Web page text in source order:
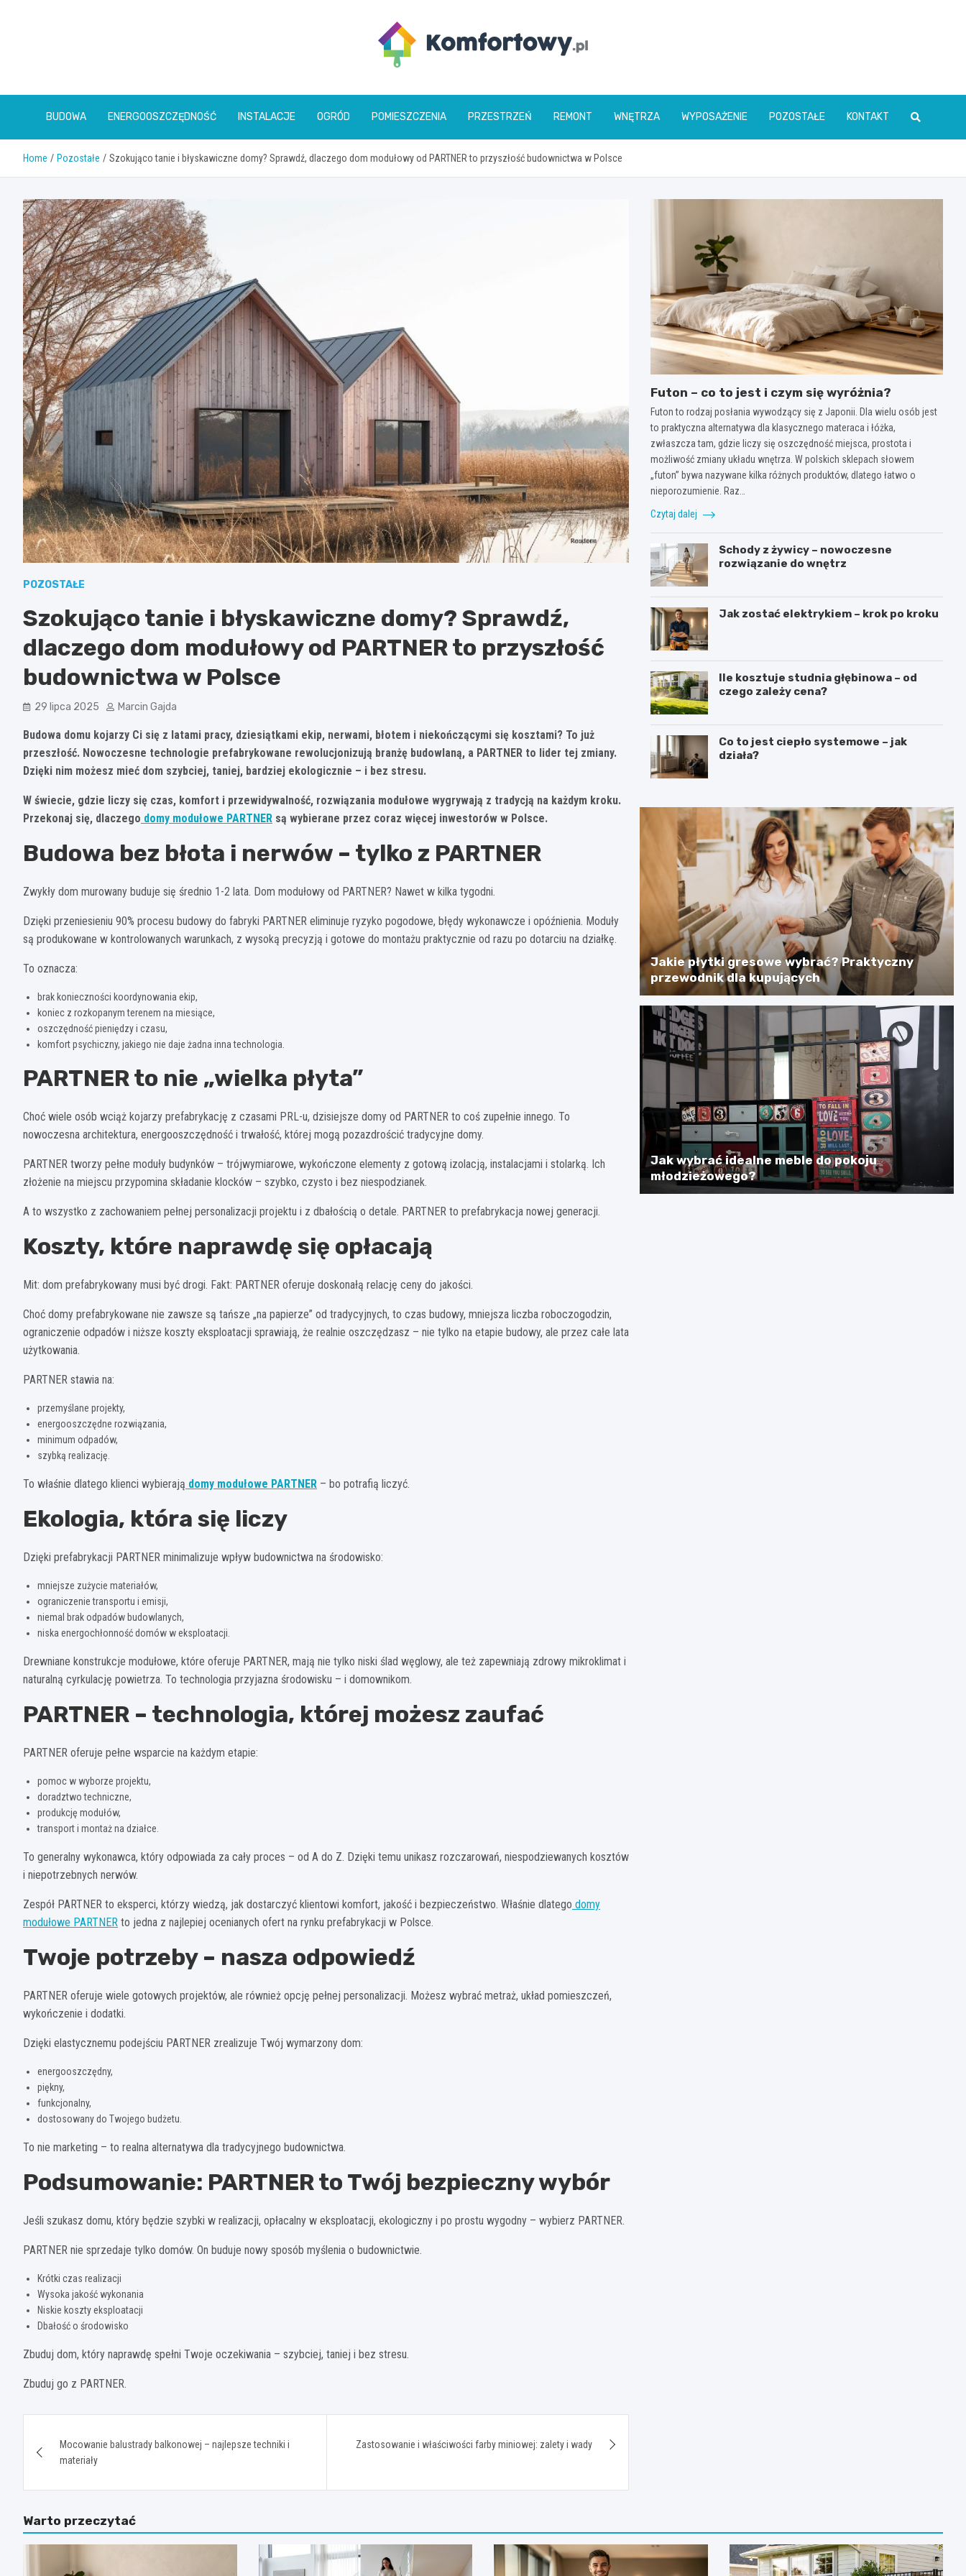
komfortowy.pl
BUDOWA ENERGOOSZCZĘDNOŚĆ INSTALACJE OGRÓD POMIESZCZENIA PRZESTRZEŃ REMONT WNĘTRZA WYPOSAŻENIE POZOSTAŁE KONTAKT
Home Pozostałe Szokująco tanie i błyskawiczne domy? Sprawdź, dlaczego dom modułowy od PARTNER to przyszłość budownictwa w Polsce
POZOSTAŁE
Szokująco tanie i błyskawiczne domy? Sprawdź,
dlaczego dom modułowy od PARTNER to przyszłość
budownictwa w Polsce
29 lipca 2025 Marcin Gajda
Budowa domu kojarzy Ci się z latami pracy, dziesiątkami ekip, nerwami, błotem i niekończącymi się kosztami? To już
przeszłość. Nowoczesne technologie prefabrykowane rewolucjonizują branżę budowlaną, a PARTNER to lider tej zmiany.
Dzięki nim możesz mieć dom szybciej, taniej, bardziej ekologicznie – i bez stresu.
W świecie, gdzie liczy się czas, komfort i przewidywalność, rozwiązania modułowe wygrywają z tradycją na każdym kroku.
Przekonaj się, dlaczego domy modułowe PARTNER są wybierane przez coraz więcej inwestorów w Polsce.
Budowa bez błota i nerwów – tylko z PARTNER
Zwykły dom murowany buduje się średnio 1-2 lata. Dom modułowy od PARTNER? Nawet w kilka tygodni.
Dzięki przeniesieniu 90% procesu budowy do fabryki PARTNER eliminuje ryzyko pogodowe, błędy wykonawcze i opóźnienia. Moduły
są produkowane w kontrolowanych warunkach, z wysoką precyzją i gotowe do montażu praktycznie od razu po dotarciu na działkę.
To oznacza:
brak konieczności koordynowania ekip,
koniec z rozkopanym terenem na miesiące,
oszczędność pieniędzy i czasu,
komfort psychiczny, jakiego nie daje żadna inna technologia.
PARTNER to nie „wielka płyta”
Choć wiele osób wciąż kojarzy prefabrykację z czasami PRL-u, dzisiejsze domy od PARTNER to coś zupełnie innego. To
nowoczesna architektura, energooszczędność i trwałość, której mogą pozazdrościć tradycyjne domy.
PARTNER tworzy pełne moduły budynków – trójwymiarowe, wykończone elementy z gotową izolacją, instalacjami i stolarką. Ich
złożenie na miejscu przypomina składanie klocków – szybko, czysto i bez niespodzianek.
A to wszystko z zachowaniem pełnej personalizacji projektu i z dbałością o detale. PARTNER to prefabrykacja nowej generacji.
Koszty, które naprawdę się opłacają
Mit: dom prefabrykowany musi być drogi. Fakt: PARTNER oferuje doskonałą relację ceny do jakości.
Choć domy prefabrykowane nie zawsze są tańsze „na papierze” od tradycyjnych, to czas budowy, mniejsza liczba roboczogodzin,
ograniczenie odpadów i niższe koszty eksploatacji sprawiają, że realnie oszczędzasz – nie tylko na etapie budowy, ale przez całe lata
użytkowania.
PARTNER stawia na:
przemyślane projekty,
energooszczędne rozwiązania,
minimum odpadów,
szybką realizację.
To właśnie dlatego klienci wybierają domy modułowe PARTNER – bo potrafią liczyć.
Ekologia, która się liczy
Dzięki prefabrykacji PARTNER minimalizuje wpływ budownictwa na środowisko:
mniejsze zużycie materiałów,
ograniczenie transportu i emisji,
niemal brak odpadów budowlanych,
niska energochłonność domów w eksploatacji.
Drewniane konstrukcje modułowe, które oferuje PARTNER, mają nie tylko niski ślad węglowy, ale też zapewniają zdrowy mikroklimat i
naturalną cyrkulację powietrza. To technologia przyjazna środowisku – i domownikom.
PARTNER – technologia, której możesz zaufać
PARTNER oferuje pełne wsparcie na każdym etapie:
pomoc w wyborze projektu,
doradztwo techniczne,
produkcję modułów,
transport i montaż na działce.
To generalny wykonawca, który odpowiada za cały proces – od A do Z. Dzięki temu unikasz rozczarowań, niespodziewanych kosztów
i niepotrzebnych nerwów.
Zespół PARTNER to eksperci, którzy wiedzą, jak dostarczyć klientowi komfort, jakość i bezpieczeństwo. Właśnie dlatego domy
modułowe PARTNER to jedna z najlepiej ocenianych ofert na rynku prefabrykacji w Polsce.
Twoje potrzeby – nasza odpowiedź
PARTNER oferuje wiele gotowych projektów, ale również opcję pełnej personalizacji. Możesz wybrać metraż, układ pomieszczeń,
wykończenie i dodatki.
Dzięki elastycznemu podejściu PARTNER zrealizuje Twój wymarzony dom:
energooszczędny,
piękny,
funkcjonalny,
dostosowany do Twojego budżetu.
To nie marketing – to realna alternatywa dla tradycyjnego budownictwa.
Podsumowanie: PARTNER to Twój bezpieczny wybór
Jeśli szukasz domu, który będzie szybki w realizacji, opłacalny w eksploatacji, ekologiczny i po prostu wygodny – wybierz PARTNER.
PARTNER nie sprzedaje tylko domów. On buduje nowy sposób myślenia o budownictwie.
Krótki czas realizacji
Wysoka jakość wykonania
Niskie koszty eksploatacji
Dbałość o środowisko
Zbuduj dom, który naprawdę spełni Twoje oczekiwania – szybciej, taniej i bez stresu.
Zbuduj go z PARTNER.
wpisuMocowanie balustrady balkonowej – najlepsze techniki i
materiały
Zastosowanie i właściwości farby miniowej: zalety i wady
Futon – co to jest i czym się wyróżnia?
Futon to rodzaj posłania wywodzący się z Japonii. Dla wielu osób jest
to praktyczna alternatywa dla klasycznego materaca i łóżka,
zwłaszcza tam, gdzie liczy się oszczędność miejsca, prostota i
możliwość zmiany układu wnętrza. W polskich sklepach słowem
„futon” bywa nazywane kilka różnych produktów, dlatego łatwo o
nieporozumienie. Raz…
Czytaj dalej
Schody z żywicy – nowoczesne
rozwiązanie do wnętrz
Jak zostać elektrykiem – krok po kroku
Ile kosztuje studnia głębinowa – od
czego zależy cena?
Co to jest ciepło systemowe – jak
działa?
Jakie płytki gresowe wybrać? Praktyczny
przewodnik dla kupujących
Jak wybrać idealne meble do pokoju
młodzieżowego?
Warto przeczytać